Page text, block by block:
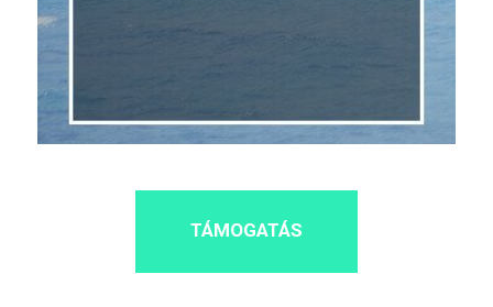
TÁMOGATÁS